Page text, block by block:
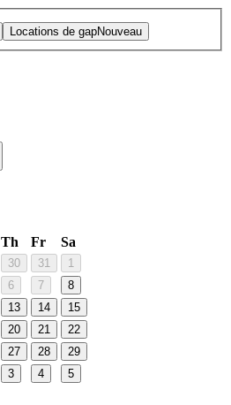
Locations de gapNouveau
Th Fr Sa
30 31
1
6 7
8
13 14
15
20 21
22
27 28
29
3 4 5